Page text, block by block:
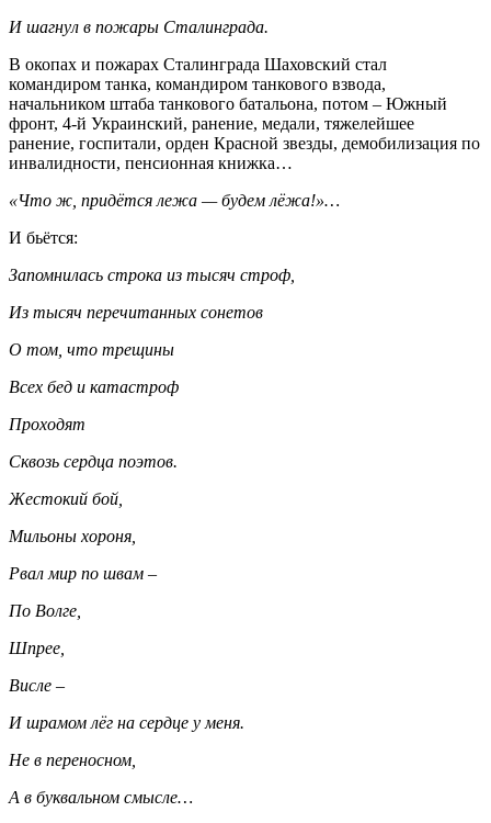
И шагнул в пожары Сталинграда.
В окопах и пожарах Сталинграда Шаховский стал
командиром танка, командиром танкового взвода,
начальником штаба танкового батальона, потом – Южный
фронт, 4-й Украинский, ранение, медали, тяжелейшее
ранение, госпитали, орден Красной звезды, демобилизация по
инвалидности, пенсионная книжка…
«Что ж, придётся лежа — будем лёжа!»…
И бьётся:
Запомнилась строка из тысяч строф,
Из тысяч перечитанных сонетов
О том, что трещины
Всех бед и катастроф
Проходят
Сквозь сердца поэтов.
Жестокий бой,
Мильоны хороня,
Рвал мир по швам –
По Волге,
Шпрее,
Висле –
И шрамом лёг на сердце у меня.
Не в переносном,
А в буквальном смысле…